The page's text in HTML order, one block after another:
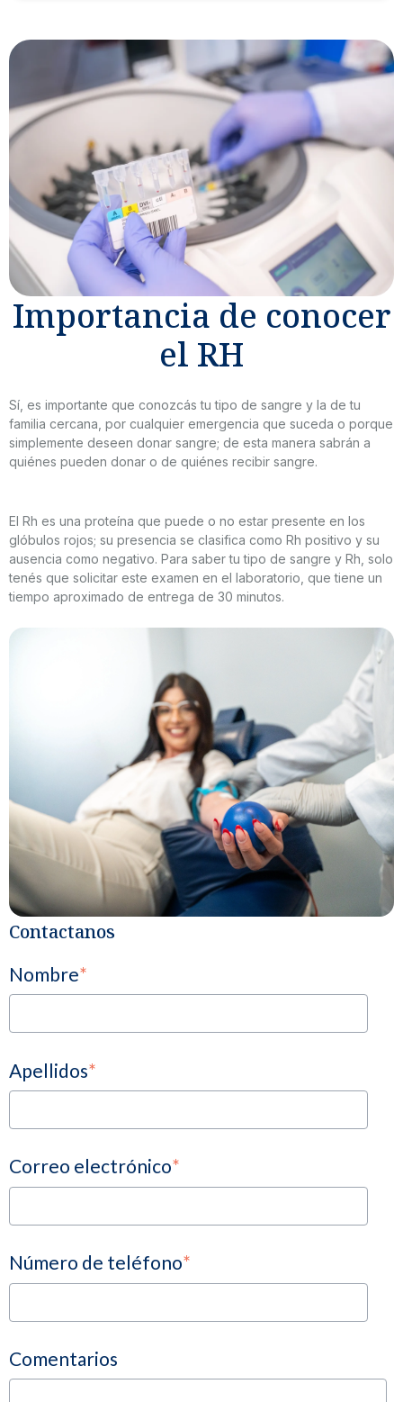
Importancia de conocer
el RH
Sí, es importante que conozcás tu tipo de sangre y la de tu
familia cercana, por cualquier emergencia que suceda o porque
simplemente deseen donar sangre; de esta manera sabrán a
quiénes pueden donar o de quiénes recibir sangre.
El Rh es una proteína que puede o no estar presente en los
glóbulos rojos; su presencia se clasifica como Rh positivo y su
ausencia como negativo. Para saber tu tipo de sangre y Rh, solo
tenés que solicitar este examen en el laboratorio, que tiene un
tiempo aproximado de entrega de 30 minutos.
Contactanos
Nombre*
Apellidos*
Correo electrónico*
Número de teléfono*
Comentarios